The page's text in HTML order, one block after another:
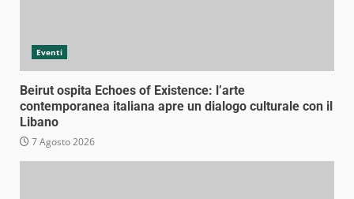
Eventi
Beirut ospita Echoes of Existence: l’arte
contemporanea italiana apre un dialogo culturale con il
Libano
7 Agosto 2026